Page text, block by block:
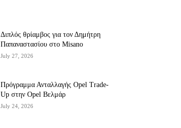
Διπλός θρίαμβος για τον Δημήτρη
Παπαναστασίου στο Misano
July 27, 2026
Πρόγραμμα Ανταλλαγής Opel Trade-
Up στην Opel Βελμάρ
July 24, 2026